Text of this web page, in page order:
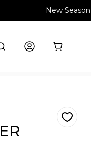
New Season